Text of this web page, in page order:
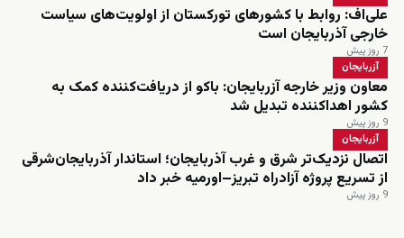
علی‌اف: روابط با کشورهای تورکستان از اولویت‌های سیاست
خارجی آذربایجان است
7 روز پیش
آزربایجان
معاون وزیر خارجه آزربایجان: باکو از دریافت‌کننده کمک به
کشور اهداکننده تبدیل شد
9 روز پیش
آزربایجان
اتصال نزدیک‌تر شرق و غرب آذربایجان؛ استاندار آذربایجان‌شرقی
از تسریع پروژه آزادراه تبریز–اورمیه خبر داد
9 روز پیش